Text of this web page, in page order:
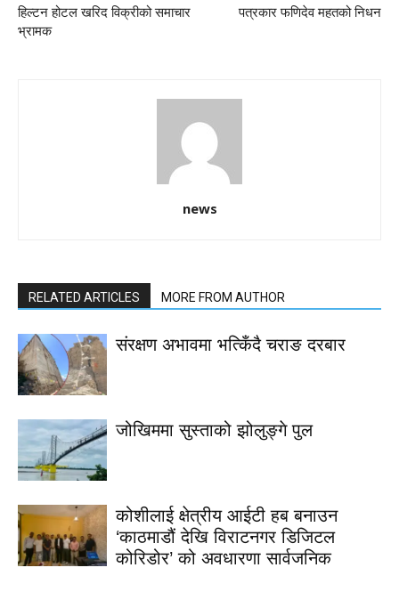
हिल्टन होटल खरिद विक्रीको समाचार
भ्रामक
पत्रकार फणिदेव महतको निधन
news
RELATED ARTICLES MORE FROM AUTHOR
संरक्षण अभावमा भत्किँदै चराङ दरबार
जोखिममा सुस्ताको झोलुङ्गे पुल
कोशीलाई क्षेत्रीय आईटी हब बनाउन
‘काठमाडौं देखि विराटनगर डिजिटल
कोरिडोर’ को अवधारणा सार्वजनिक